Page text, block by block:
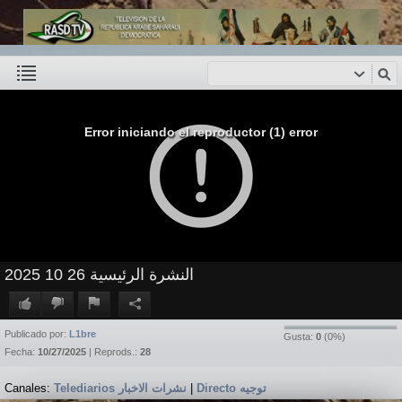
Error iniciando el reproductor (1) error
النشرة الرئيسية 26 10 2025
Gusta: 0 (0%)
Publicado por: L1bre
Fecha: 10/27/2025 | Reprods.: 28
Canales: Telediarios نشرات الاخبار Directo توجيه